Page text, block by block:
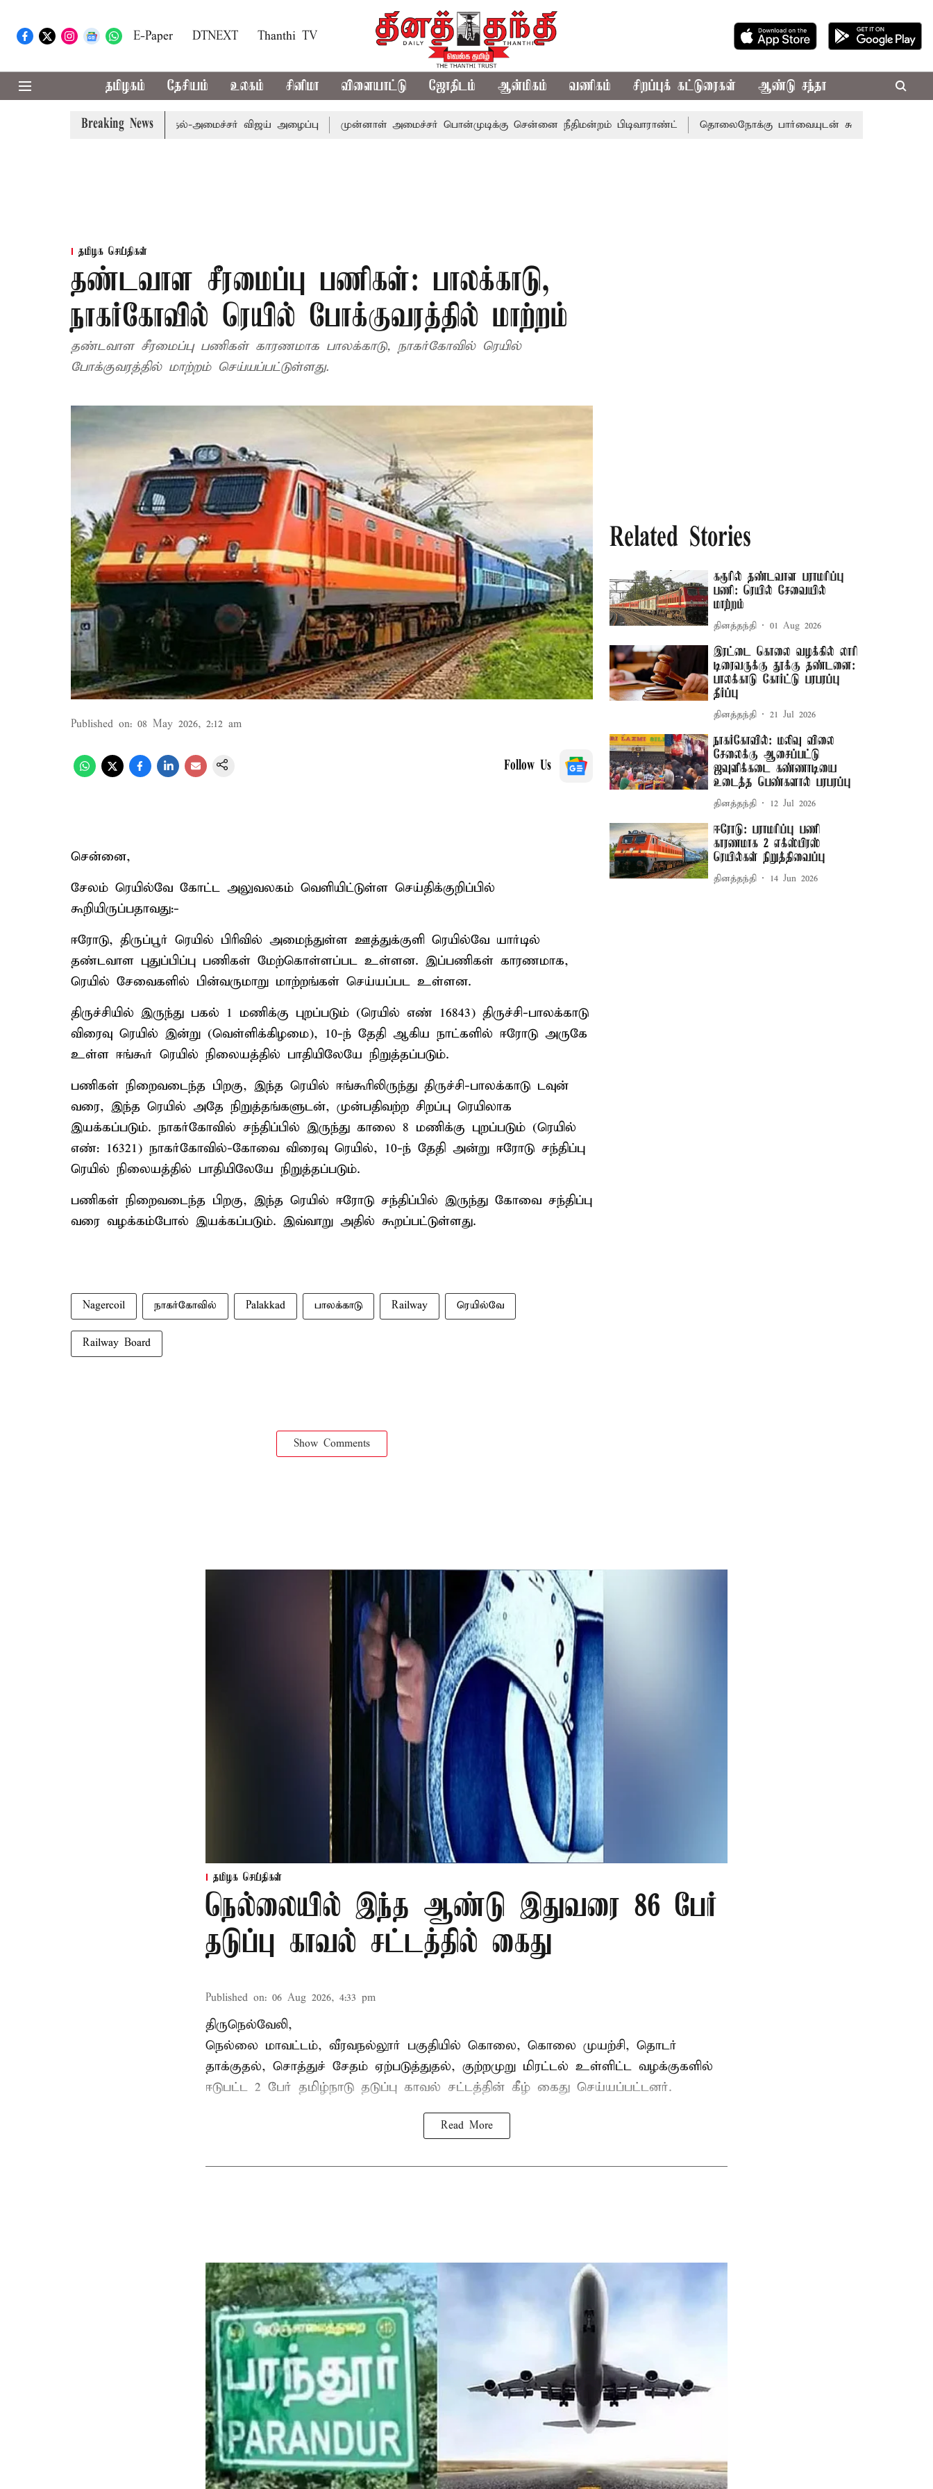
E-Paper DTNEXT Thanthi TV
தமிழகம் தேசியம் உலகம் சினிமா விளையாட்டு ஜோதிடம் ஆன்மிகம் வணிகம் சிறப்புக் கட்டுரைகள் ஆண்டு சந்தா
Breaking News
கூட்டத்துக்கு முதல்-அமைச்சர் விஜய் அழைப்பு முன்னாள் அமைச்சர் பொன்முடிக்கு சென்னை நீதிமன்றம் பிடிவாராண்ட் தொலைநோக்கு பார்வையுடன் கூடிய வேளாண் பட்ஜெட்:
தமிழக செய்திகள்
தண்டவாள சீரமைப்பு பணிகள்: பாலக்காடு,
நாகர்கோவில் ரெயில் போக்குவரத்தில் மாற்றம்
தண்டவாள சீரமைப்பு பணிகள் காரணமாக பாலக்காடு, நாகர்கோவில் ரெயில்
போக்குவரத்தில் மாற்றம் செய்யப்பட்டுள்ளது.
Published on: 08 May 2026, 2:12 am
Follow Us
சென்னை,
சேலம் ரெயில்வே கோட்ட அலுவலகம் வெளியிட்டுள்ள செய்திக்குறிப்பில்
கூறியிருப்பதாவது:-
ஈரோடு, திருப்பூர் ரெயில் பிரிவில் அமைந்துள்ள ஊத்துக்குளி ரெயில்வே யார்டில்
தண்டவாள புதுப்பிப்பு பணிகள் மேற்கொள்ளப்பட உள்ளன. இப்பணிகள் காரணமாக,
ரெயில் சேவைகளில் பின்வருமாறு மாற்றங்கள் செய்யப்பட உள்ளன.
திருச்சியில் இருந்து பகல் 1 மணிக்கு புறப்படும் (ரெயில் எண் 16843) திருச்சி-பாலக்காடு
விரைவு ரெயில் இன்று (வெள்ளிக்கிழமை), 10-ந் தேதி ஆகிய நாட்களில் ஈரோடு அருகே
உள்ள ஈங்கூர் ரெயில் நிலையத்தில் பாதியிலேயே நிறுத்தப்படும்.
பணிகள் நிறைவடைந்த பிறகு, இந்த ரெயில் ஈங்கூரிலிருந்து திருச்சி-பாலக்காடு டவுன்
வரை, இந்த ரெயில் அதே நிறுத்தங்களுடன், முன்பதிவற்ற சிறப்பு ரெயிலாக
இயக்கப்படும். நாகர்கோவில் சந்திப்பில் இருந்து காலை 8 மணிக்கு புறப்படும் (ரெயில்
எண்: 16321) நாகர்கோவில்-கோவை விரைவு ரெயில், 10-ந் தேதி அன்று ஈரோடு சந்திப்பு
ரெயில் நிலையத்தில் பாதியிலேயே நிறுத்தப்படும்.
பணிகள் நிறைவடைந்த பிறகு, இந்த ரெயில் ஈரோடு சந்திப்பில் இருந்து கோவை சந்திப்பு
வரை வழக்கம்போல் இயக்கப்படும். இவ்வாறு அதில் கூறப்பட்டுள்ளது.
Nagercoil நாகர்கோவில் Palakkad பாலக்காடு Railway ரெயில்வே
Railway Board
Show Comments
Related Stories
கரூரில் தண்டவாள பராமரிப்பு
பணி: ரெயில் சேவையில்
மாற்றம்
தினத்தந்தி 01 Aug 2026
இரட்டை கொலை வழக்கில் லாரி
டிரைவருக்கு தூக்கு தண்டனை:
பாலக்காடு கோர்ட்டு பரபரப்பு
தீர்ப்பு
தினத்தந்தி 21 Jul 2026
நாகர்கோவில்: மலிவு விலை
சேலைக்கு ஆசைப்பட்டு
ஜவுளிக்கடை கண்ணாடியை
உடைத்த பெண்களால் பரபரப்பு
தினத்தந்தி 12 Jul 2026
ஈரோடு: பராமரிப்பு பணி
காரணமாக 2 எக்ஸ்பிரஸ்
ரெயில்கள் நிறுத்திவைப்பு
தினத்தந்தி 14 Jun 2026
தமிழக செய்திகள்
நெல்லையில் இந்த ஆண்டு இதுவரை 86 பேர்
தடுப்பு காவல் சட்டத்தில் கைது
Published on: 06 Aug 2026, 4:33 pm
திருநெல்வேலி,
நெல்லை மாவட்டம், வீரவநல்லூர் பகுதியில் கொலை, கொலை முயற்சி, தொடர்
தாக்குதல், சொத்துச் சேதம் ஏற்படுத்துதல், குற்றமுறு மிரட்டல் உள்ளிட்ட வழக்குகளில்
ஈடுபட்ட 2 பேர் தமிழ்நாடு தடுப்பு காவல் சட்டத்தின் கீழ் கைது செய்யப்பட்டனர்.
Read More